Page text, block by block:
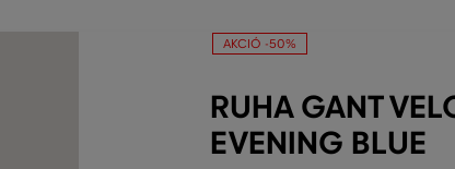
AKCIÓ -50%
RUHA GANT
EVENING BLUE